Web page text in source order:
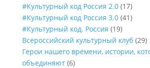
#Культурный код Россия 2.0(17)
#Культурный код Россия 3.0(41)
#Культурный код. Россия (19)
Всероссийский культурный клуб(29)
Герои нашего времени, истории,
объединяют(6)